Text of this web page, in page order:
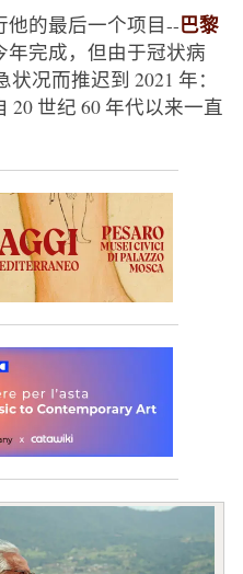
他的最后一个项目--巴黎
年完成，但由于冠状病
况而推迟到 2021 年：
世纪 60 年代以来一直